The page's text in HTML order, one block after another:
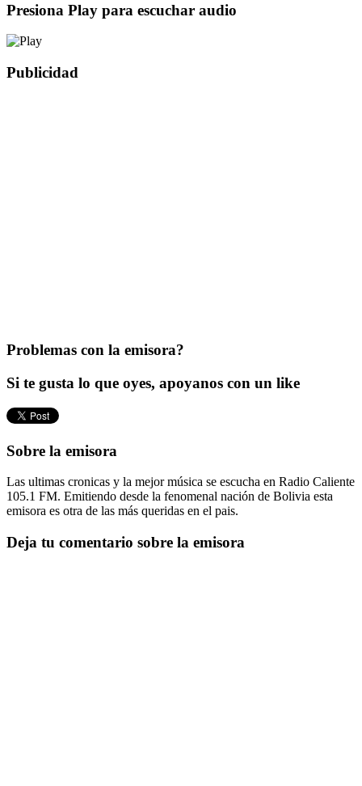
Presiona Play para escuchar audio
Publicidad
Problemas con la emisora?
Si te gusta lo que oyes, apoyanos con un like
Sobre la emisora
Las ultimas cronicas y la mejor música se escucha en Radio Caliente
105.1 FM. Emitiendo desde la fenomenal nación de Bolivia esta
emisora es otra de las más queridas en el pais.
Deja tu comentario sobre la emisora